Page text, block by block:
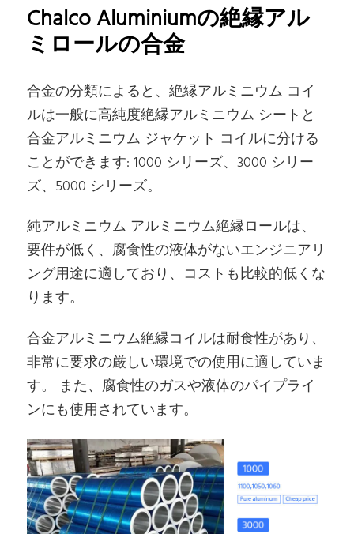
Chalco Aluminiumの絶縁アル
ミロールの合金
合金の分類によると、絶縁アルミニウム コイ
ルは一般に高純度絶縁アルミニウム シートと
合金アルミニウム ジャケット コイルに分ける
ことができます: 1000 シリーズ、3000 シリー
ズ、5000 シリーズ。
純アルミニウム アルミニウム絶縁ロールは、
要件が低く、腐食性の液体がないエンジニアリ
ング用途に適しており、コストも比較的低くな
ります。
合金アルミニウム絶縁コイルは耐食性があり、
非常に要求の厳しい環境での使用に適していま
す。 また、腐食性のガスや液体のパイプライ
ンにも使用されています。